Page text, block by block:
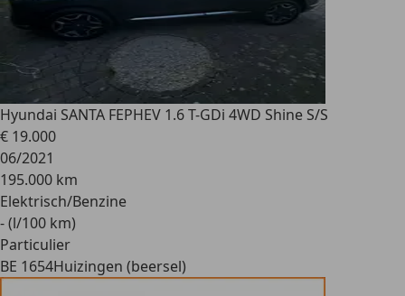
Hyundai SANTA FEPHEV 1.6 T-GDi 4WD Shine S/S
€ 19.000
06/2021
195.000 km
Elektrisch/Benzine
- (l/100 km)
Particulier
BE 1654Huizingen (beersel)